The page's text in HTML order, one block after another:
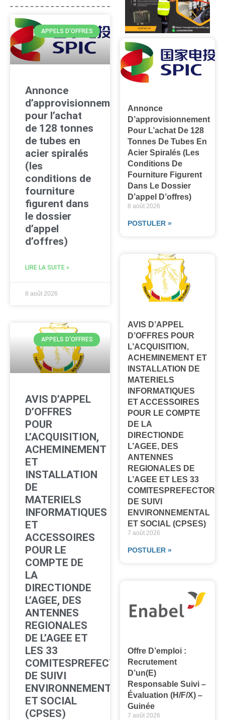
APPELS D'OFFRES
Annonce
d’approvisionnement
pour l’achat
de 128 tonnes
de tubes en
acier spiralés
(les
conditions de
fourniture
figurent dans
le dossier
d’appel
d’offres)
LIRE LA SUITE »
8 août 2026
APPELS D'OFFRES
AVIS D’APPEL
D’OFFRES
POUR
L’ACQUISITION,
ACHEMINEMENT
ET
INSTALLATION
DE
MATERIELS
INFORMATIQUES
ET
ACCESSOIRES
POUR LE
COMPTE DE
LA
DIRECTIONDE
L’AGEE, DES
ANTENNES
REGIONALES
DE L’AGEE ET
LES 33
COMITESPREFECTORAUX
DE SUIVI
ENVIRONNEMENTAL
ET SOCIAL
(CPSES)
Annonce
D’approvisionnement
Pour L’achat De 128
Tonnes De Tubes En
Acier Spiralés (les
Conditions De
Fourniture Figurent
Dans Le Dossier
D’appel D’offres)
8 août 2026
POSTULER »
AVIS D’APPEL
D’OFFRES POUR
L’ACQUISITION,
ACHEMINEMENT ET
INSTALLATION DE
MATERIELS
INFORMATIQUES
ET ACCESSOIRES
POUR LE COMPTE
DE LA
DIRECTIONDE
L’AGEE, DES
ANTENNES
REGIONALES DE
L’AGEE ET LES 33
DE SUIVI
ENVIRONNEMENTAL
ET SOCIAL (CPSES)
7 août 2026
POSTULER »
Offre D’emploi :
Recrutement
D’un(e)
Responsable Suivi –
Évaluation (H/F/X) –
Guinée
7 août 2026